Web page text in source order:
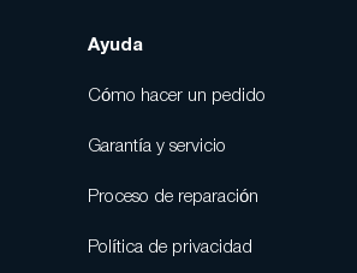
Ayuda
Cómo hacer un pedido
Garantía y servicio
Proceso de reparación
Política de privacidad